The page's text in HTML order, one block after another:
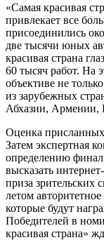
«Самая красивая
привлекает все
присоединились
две тысячи юных
красивая страна
60 тысяч работ. На
объективе не
из зарубежных
Абхазии, Армении,
Оценка
Затем экспертная
определению
высказать
приза зрительских
летом
которые будут
Победителей в
красивая страна»